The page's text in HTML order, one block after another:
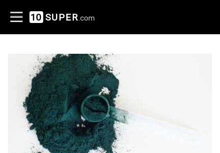
10 SUPER .com